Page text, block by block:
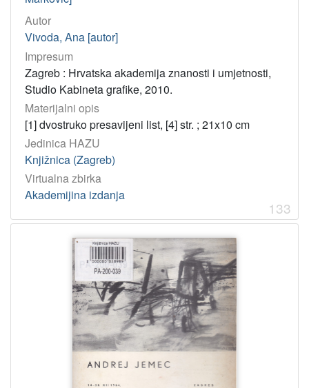
Autor
Vivoda, Ana [autor]
Impresum
Zagreb : Hrvatska akademija znanosti i umjetnosti,
Studio Kabineta grafike, 2010.
Materijalni opis
[1] dvostruko presavijeni list, [4] str. ; 21x10 cm
Jedinica HAZU
Knjižnica (Zagreb)
Virtualna zbirka
Akademijina izdanja
133